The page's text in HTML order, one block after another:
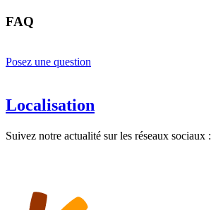
FAQ
Posez une question
Localisation
Suivez notre actualité sur les réseaux sociaux :